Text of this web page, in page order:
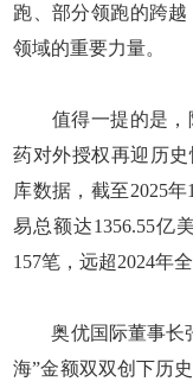
跑、部分领跑的跨
领域的重要力量。
值得一提的是，
药对外授权再迎历史
库数据，截至2025
易总额达1356.55亿
157笔，远超2024年
奥优国际董事长张
海”金额双双创下历